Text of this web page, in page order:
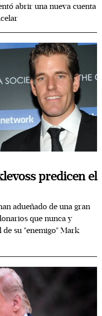
abrir una nueva cuenta
predicen el
adueñado de una gran
que nunca y
su "enemigo" Mark